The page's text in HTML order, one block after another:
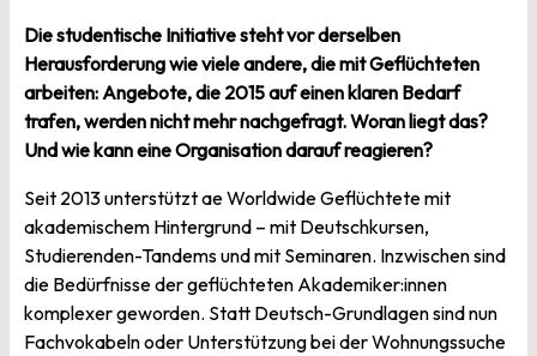
Die studentische Initiative steht vor derselben
Herausforderung wie viele andere, die mit Geflüchteten
arbeiten: Angebote, die 2015 auf einen klaren Bedarf
trafen, werden nicht mehr nachgefragt. Woran liegt das?
Und wie kann eine Organisation darauf reagieren?
Seit 2013 unterstützt ae Worldwide Geflüchtete mit
akademischem Hintergrund – mit Deutschkursen,
Studierenden-Tandems und mit Seminaren. Inzwischen sind
die Bedürfnisse der geflüchteten Akademiker:innen
komplexer geworden. Statt Deutsch-Grundlagen sind nun
Fachvokabeln oder Unterstützung bei der Wohnungssuche